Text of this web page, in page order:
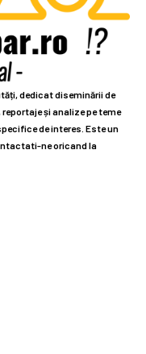
dedicat diseminării de
și analize pe teme
de interes. Este un
ne oricand la